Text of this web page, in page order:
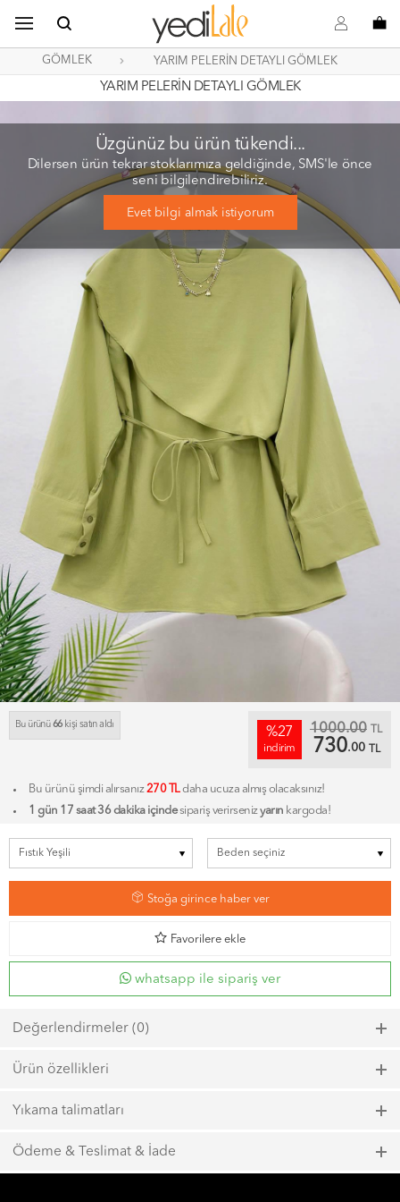
s o B
GÖMLEK YARIM PELERİN DETAYLI GÖMLEK
YARIM PELERİN DETAYLI GÖMLEK
Üzgünüz bu ürün tükendi...
Dilersen ürün tekrar stoklarımıza geldiğinde, SMS'le önce
seni bilgilendirebiliriz.
Evet bilgi almak istiyorum
Bu ürünü66kişi satın aldı
%27
indirim
1000.00 TL
730.00 TL
Bu ürünü şimdi alırsanız270 TLdaha ucuza almış olacaksınız!
1 gün 17 saat 36 dakika içindesipariş verirsenizyarın kargoda!
7 Stoğa girince haber ver
d Favorilere ekle
whatsapp ile sipariş ver
Değerlendirmeler (0)
Ürün özellikleri
Yıkama talimatları
Maks. 40ºC sıcaklıkta kısa zamanlı sıkma ile yıkayın.
Çamaşır suyu kullanmayın.
Ödeme & Teslimat & İade